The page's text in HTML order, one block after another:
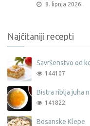
8. lipnja 2026.
Najčitaniji recepti
Savršenstvo od
144107
Bistra riblja juha
141822
Bosanske Klepe